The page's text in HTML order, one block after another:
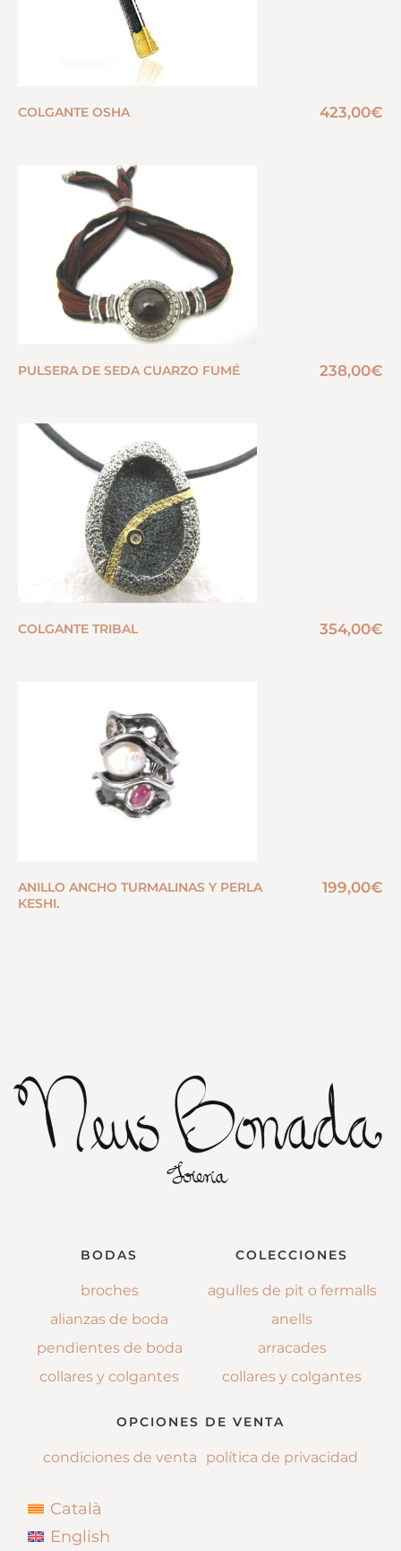
COLGANTE OSHA 423,00€
PULSERA DE SEDA CUARZO FUMÉ 238,00€
COLGANTE TRIBAL 354,00€
ANILLO ANCHO TURMALINAS Y PERLA
KESHI.
199,00€
BODAS
broches
alianzas de boda
pendientes de boda
collares y colgantes
COLECCIONES
agulles de pit o fermalls
anells
arracades
collares y colgantes
OPCIONES DE VENTA
condiciones de venta política de privacidad
Català
English